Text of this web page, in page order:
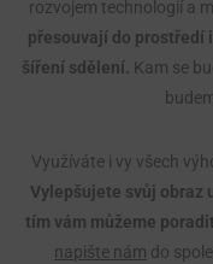
rozvojem technologií a
přesouvají do prostředí
šíření sdělení. Kam se
Využíváte i vy všech
Vylepšujete svůj obraz
tím vám můžeme
napište nám do